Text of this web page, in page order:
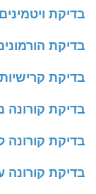
בדיקת
בדיקת
בדיקת
בדיקת קורונה
בדיקת קורונה
בדיקת קורונה